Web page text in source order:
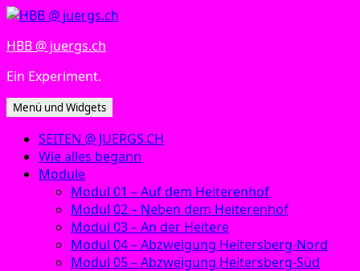
Zum
springen
HBB @ juergs.ch
Ein Experiment.
Menü und Widgets
SEITEN @ JUERGS.CH
Wie alles begann
Module
Modul 01 – Auf dem Heiterenhof
Modul 02 – Neben dem Heiterenhof
Modul 03 – An der Heitere
Modul 04 – Abzweigung Heitersberg-Nord
Modul 05 – Abzweigung Heitersberg-Süd